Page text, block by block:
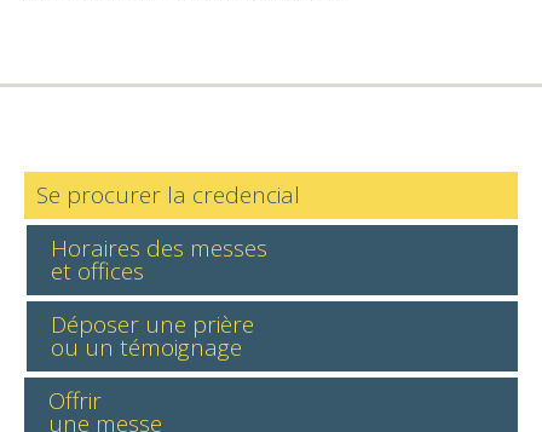
Se procurer la credencial
Horaires des messes
et offices
Déposer une prière
ou un témoignage
Offrir
une messe